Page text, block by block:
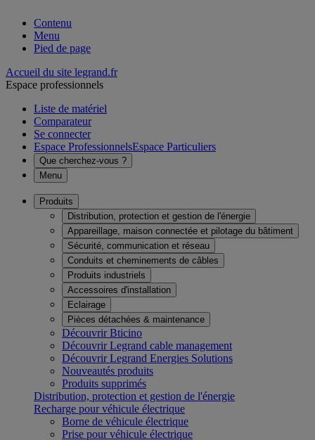
Contenu
Menu
Pied de page
Accueil du site legrand.fr
Espace professionnels
Liste de matériel
Comparateur
Se connecter
Espace ProfessionnelsEspace Particuliers
Que cherchez-vous ?
Menu
Produits
Distribution, protection et gestion de l'énergie
Appareillage, maison connectée et pilotage du bâtiment
Sécurité, communication et réseau
Conduits et cheminements de câbles
Produits industriels
Accessoires d'installation
Eclairage
Pièces détachées & maintenance
Découvrir Bticino
Découvrir Legrand cable management
Découvrir Legrand Energies Solutions
Nouveautés produits
Produits supprimés
Distribution, protection et gestion de l'énergie
Recharge pour véhicule électrique
Borne de véhicule électrique
Prise pour véhicule électrique